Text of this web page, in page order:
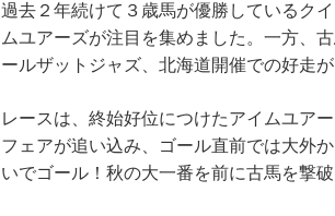
過去２年続けて３歳馬が優勝しているク
ムユアーズが注目を集めました。一方、
ールザットジャズ、北海道開催での好走
レースは、終始好位につけたアイムユア
フェアが追い込み、ゴール直前では大外
いでゴール！秋の大一番を前に古馬を撃